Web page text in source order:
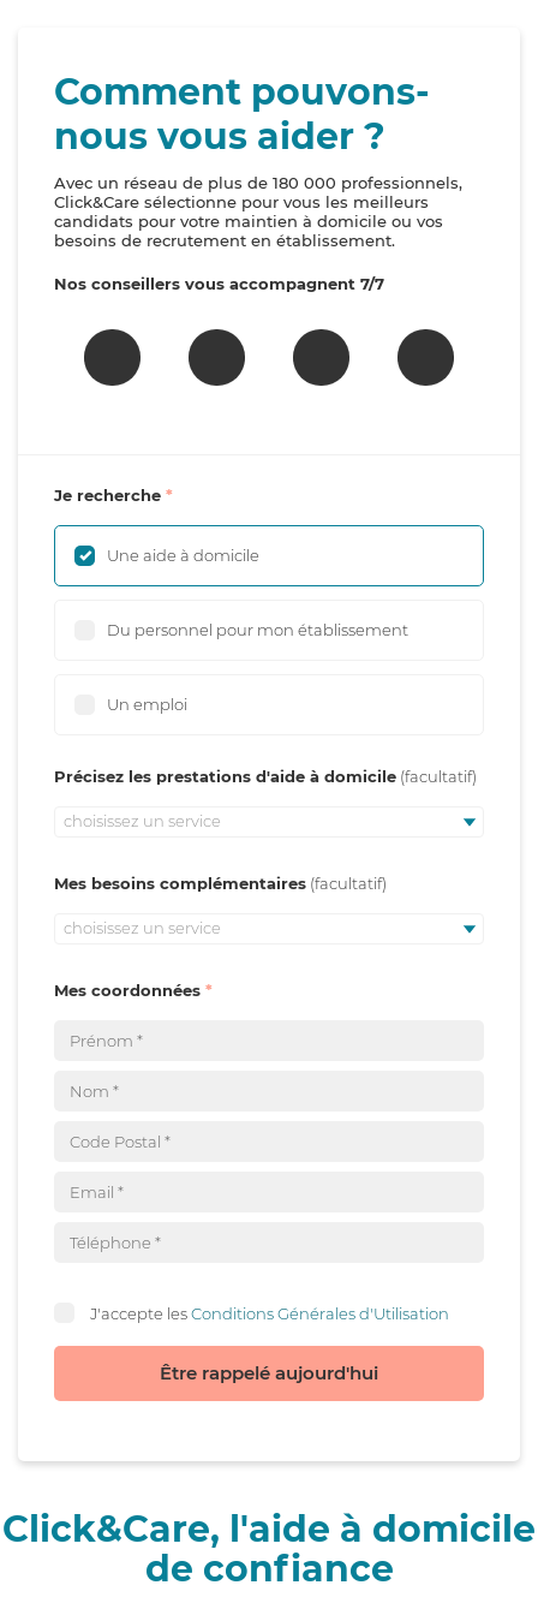
Comment pouvons-
nous vous aider ?
Avec un réseau de plus de 180 000 professionnels,
Click&Care sélectionne pour vous les meilleurs
candidats pour votre maintien à domicile ou vos
besoins de recrutement en établissement.
Nos conseillers vous accompagnent 7/7
Je recherche
Une aide à domicile
Du personnel pour mon établissement
Un emploi
Précisez les prestations d'aide à domicile
choisissez un service
Mes besoins complémentaires
choisissez un service
Mes coordonnées
J'accepte lesConditions Générales d'Utilisation
Être rappelé aujourd'hui
Click&Care, l'aide à domicile
de confiance